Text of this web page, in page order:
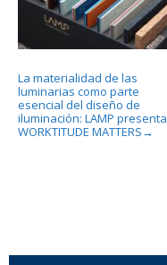
La materialidad de las
luminarias como parte
esencial del diseño de
iluminación: LAMP presenta
WORKTITUDE MATTERS →